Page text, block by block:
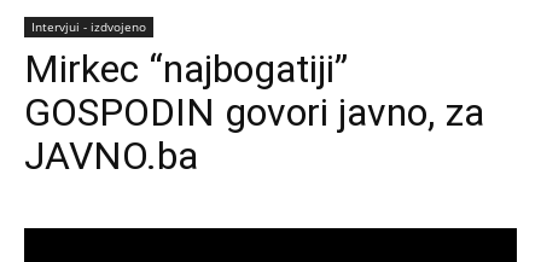
Intervjui - izdvojeno
Mirkec “najbogatiji”
GOSPODIN govori javno, za
JAVNO.ba